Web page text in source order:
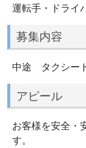
運転手・ドライ
募集内容
中途 タクシー
アピール
お客様を安全・
す。